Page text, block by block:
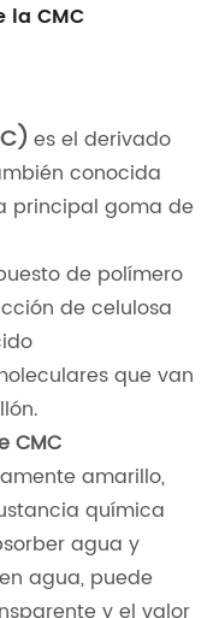
la CMC
es el derivado
conocida
principal goma de
de polímero
de celulosa
que van
CMC
amarillo,
química
agua y
agua, puede